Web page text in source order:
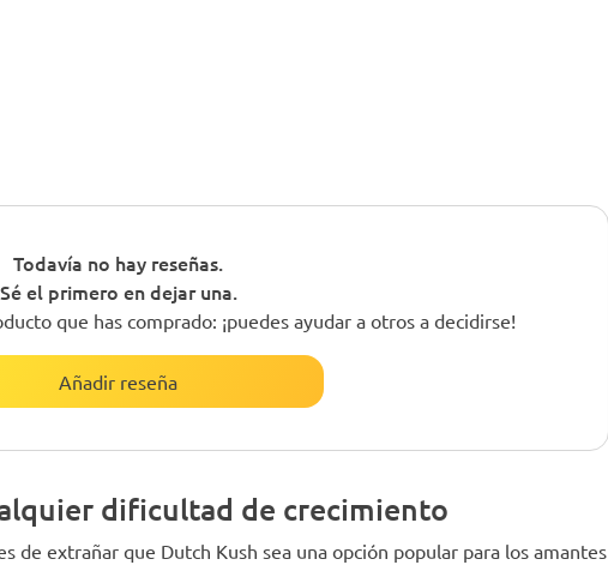
Todavía no hay reseñas.
Sé el primero en dejar una.
que has comprado: ¡puedes ayudar a otros a decidirse!
Añadir reseña
dificultad de crecimiento
de extrañar que Dutch Kush sea una opción popular para los amantes